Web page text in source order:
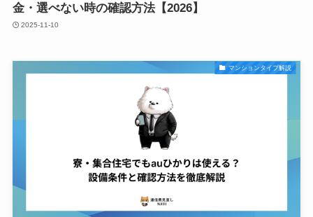
金・選べない時の確認方法【2026】
2025-11-10
マンションタイプ解説